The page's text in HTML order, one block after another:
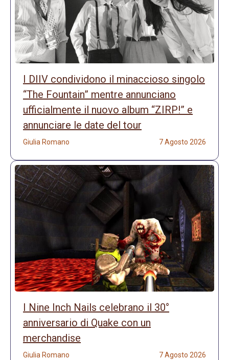
I DIIV condividono il minaccioso singolo
“The Fountain” mentre annunciano
ufficialmente il nuovo album “ZIRP!” e
annunciare le date del tour
Giulia Romano 7 Agosto 2026
I Nine Inch Nails celebrano il 30°
anniversario di Quake con un
merchandise
Giulia Romano 7 Agosto 2026